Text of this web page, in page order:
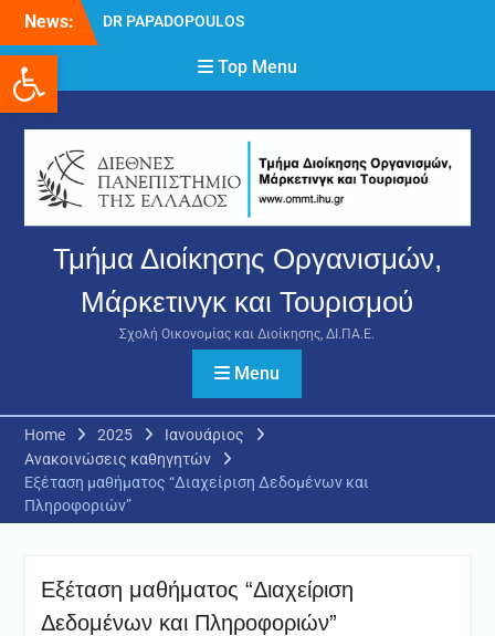
Ανοίξτε τη γραμμή εργαλείων
content
News:
DR PAPADOPOULOS
Δρ Παπαδόπουλος
Νικόλαος
δικαιολογητικών και
ενστάσεων για τη
χορήγηση του
στεγαστικού επιδόματος
ακαδημαϊκού έτους 2025-
2026.
Top Menu
Τμήμα Διοίκησης Οργανισμών,
Μάρκετινγκ και Τουρισμού
Σχολή Οικονομίας και Διοίκησης, ΔΙ.ΠΑ.Ε.
Menu
Home 2025
Ιανουάριος
Ανακοινώσεις καθηγητών
Εξέταση μαθήματος “Διαχείριση Δεδομένων και
Πληροφοριών”
Εξέταση μαθήματος “Διαχείριση
Δεδομένων και Πληροφοριών”